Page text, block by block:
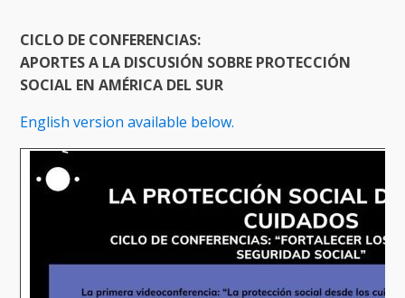
CICLO DE CONFERENCIAS:
APORTES A LA DISCUSIÓN SOBRE PROTECCIÓN
SOCIAL EN AMÉRICA DEL SUR
English version available below.